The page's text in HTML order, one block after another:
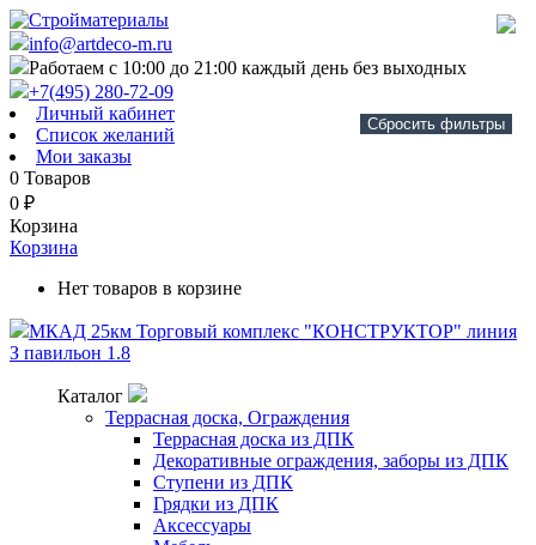
info@artdeco-m.ru
Работаем с 10:00 до 21:00 каждый день без выходных
+7(495) 280-72-09
Личный кабинет
Список желаний
Мои заказы
0 Товаров
0 ₽
Корзина
Корзина
Нет товаров в корзине
МКАД 25км Торговый комплекс "КОНСТРУКТОР" линия
З павильон 1.8
Каталог
Террасная доска, Ограждения
Террасная доска из ДПК
Декоративные ограждения, заборы из ДПК
Ступени из ДПК
Грядки из ДПК
Аксессуары
Сбросить фильтры